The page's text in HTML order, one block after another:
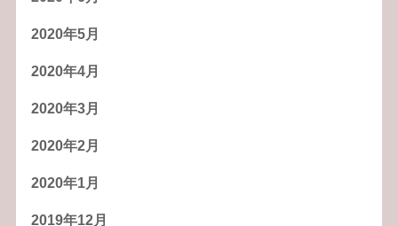
2020年5月
2020年4月
2020年3月
2020年2月
2020年1月
2019年12月